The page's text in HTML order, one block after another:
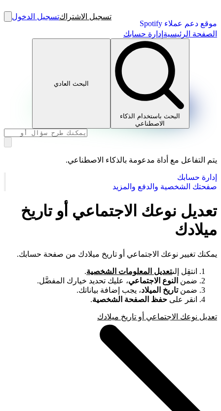
موقع دعم عملاء Spotify
تسجيل الاشتراكتسجيل الدخول
الصفحة الرئيسية إدارة حسابك
البحث باستخدام الذكاء
الاصطناعي
البحث العادي
يتم التفاعل مع أداة مدعومة بالذكاء الاصطناعي.
إدارة حسابك
صفحتك الشخصية والدفع والمزيد
تعديل نوعك الاجتماعي أو تاريخ
ميلادك
يمكنك تغيير نوعك الاجتماعي أو تاريخ ميلادك من صفحة حسابك.
انتقِل إلىتعديل المعلومات الشخصية.
ضمن النوع الاجتماعي، عليك تحديد خيارك المفضَّل.
ضمنتاريخ الميلاد، يجب إضافة بياناتك.
انقر على حفظ الصفحة الشخصية.
تعديل نوعك الاجتماعي أو تاريخ ميلادك